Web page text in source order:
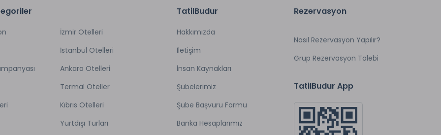
İzmir Otelleri
İstanbul Otelleri
Ankara Otelleri
Termal Oteller
Kıbrıs Otelleri
Yurtdışı Turları
TatilBudur
Hakkımızda
İletişim
İnsan Kaynakları
Şubelerimiz
Şube Başvuru Formu
Banka Hesaplarımız
Rezervasyon
Nasıl Rezervasyon Yapılır?
Grup Rezervasyon Talebi
TatilBudur App